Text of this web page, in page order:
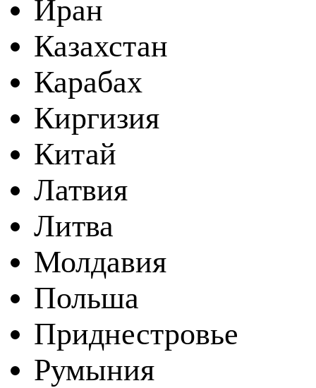
Иран
Казахстан
Карабах
Киргизия
Китай
Латвия
Литва
Молдавия
Польша
Приднестровье
Румыния